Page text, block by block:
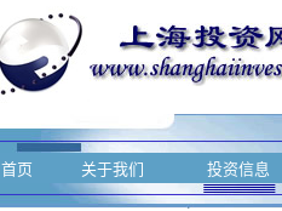
首页 关于我们 投资信息